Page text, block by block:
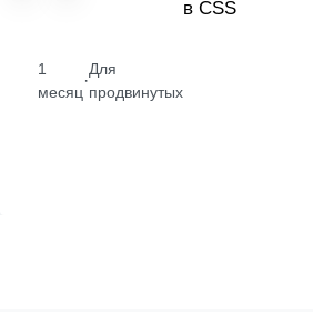
1
месяц
·
Для
продвинутых
в CSS